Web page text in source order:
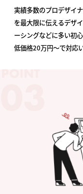
実績多数のプロデザイ
を最大限に伝えるデザ
ーシングなどに多い初
低価格20万円〜で対応